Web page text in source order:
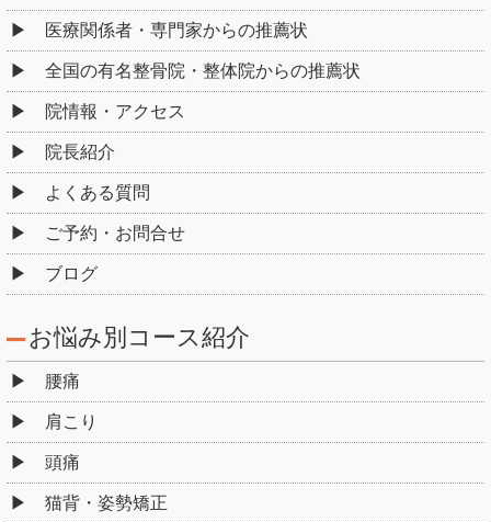
医療関係者・専門家からの推薦状
全国の有名整骨院・整体院からの推薦状
院情報・アクセス
院長紹介
よくある質問
ご予約・お問合せ
ブログ
お悩み別コース紹介
腰痛
肩こり
頭痛
猫背・姿勢矯正